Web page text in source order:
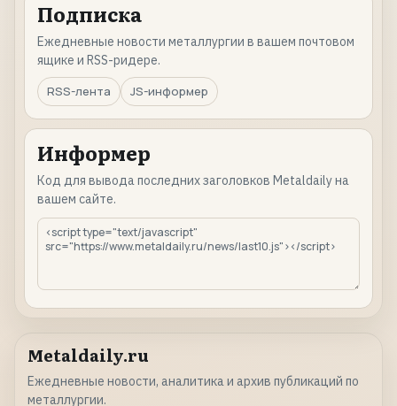
Подписка
Ежедневные новости металлургии в вашем почтовом
ящике и RSS-ридере.
RSS-лента
JS-информер
Информер
Код для вывода последних заголовков Metaldaily на
вашем сайте.
Metaldaily.ru
Ежедневные новости, аналитика и архив публикаций по
металлургии.